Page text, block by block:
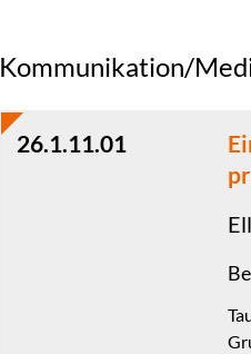
Kommunikation/
26.1.11.01